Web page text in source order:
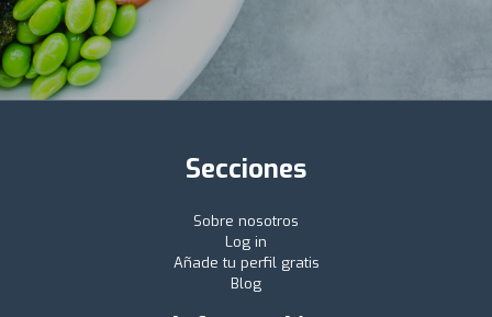
Secciones
Sobre nosotros
Log in
Añade tu perfil gratis
Blog